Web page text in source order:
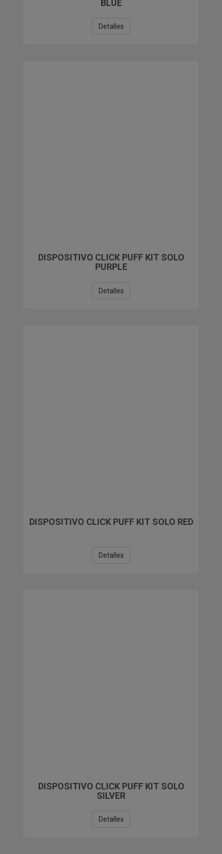
BLUE
Detalles
DISPOSITIVO CLICK PUFF KIT SOLO
PURPLE
Detalles
DISPOSITIVO CLICK PUFF KIT SOLO RED
Detalles
DISPOSITIVO CLICK PUFF KIT SOLO
SILVER
Detalles